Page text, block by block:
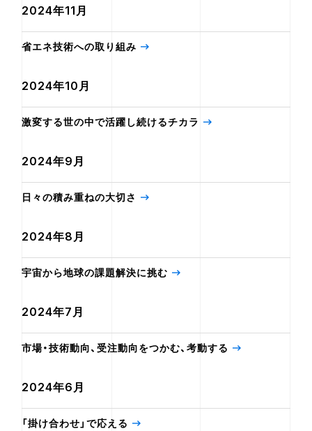
2024年11月
省エネ技術への取り組み
2024年10月
激変する世の中で活躍し続けるチカラ
2024年9月
日々の積み重ねの大切さ
2024年8月
宇宙から地球の課題解決に挑む
2024年7月
市場・技術動向、受注動向をつかむ、考動する
2024年6月
「掛け合わせ」で応える